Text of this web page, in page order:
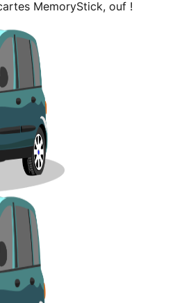
MemoryStick, ouf !